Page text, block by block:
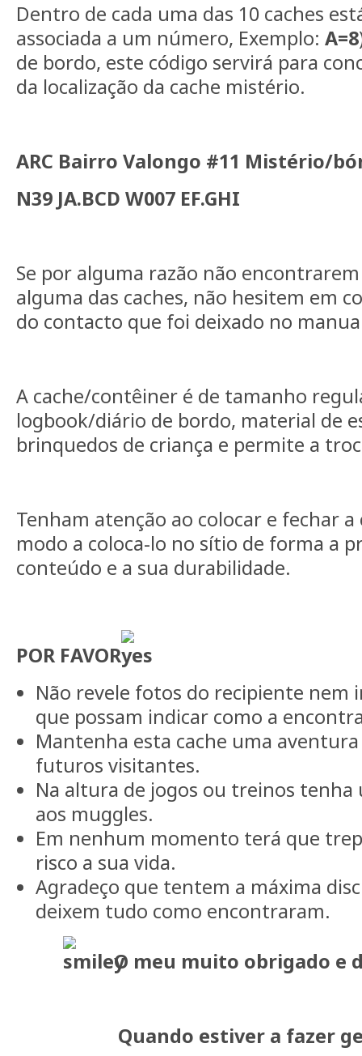
Dentro de cada uma das 10 caches
associada a um número, Exemplo: A=8
de bordo, este código servirá para
da localização da cache mistério.
ARC Bairro Valongo #11 Mistério/
N39 JA.BCD W007 EF.GHI
Se por alguma razão não
alguma das caches, não hesitem em
do contacto que foi deixado no
A cache/contêiner é de tamanho
logbook/diário de bordo, material de
brinquedos de criança e permite a
Tenham atenção ao colocar e fechar
modo a coloca-lo no sítio de forma a
conteúdo e a sua durabilidade.
POR FAVOR
Não revele fotos do recipiente nem
que possam indicar como a
Mantenha esta cache uma
futuros visitantes.
Na altura de jogos ou treinos tenha
aos muggles.
Em nenhum momento terá que
risco a sua vida.
Agradeço que tentem a máxima
deixem tudo como encontraram.
O meu muito obrigado e
Quando estiver a fazer